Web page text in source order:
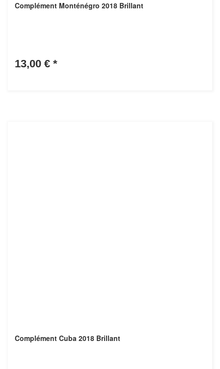
Complément Monténégro 2018 Brillant
13,00 € *
Complément Cuba 2018 Brillant